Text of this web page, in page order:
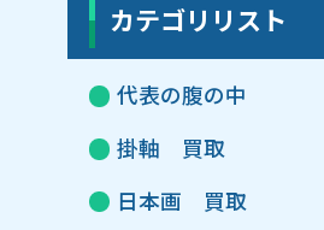
カテゴリリスト
代表の腹の中
掛軸 買取
日本画 買取